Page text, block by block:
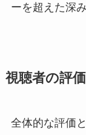
ーを超えた深
視聴者の評価
全体的な評価